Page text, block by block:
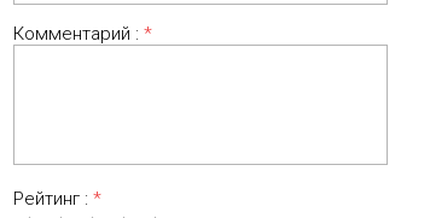
Комментарий : *
Рейтинг : *